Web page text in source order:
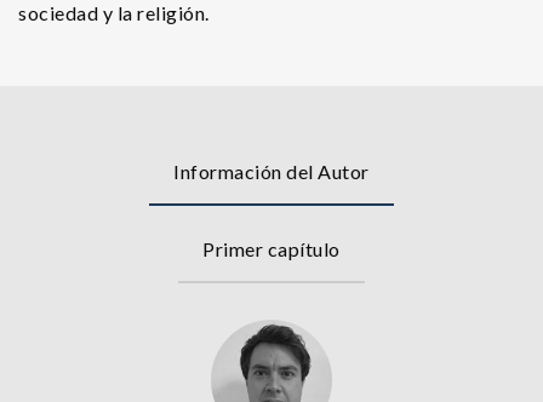
sociedad y la religión.
Información del Autor
Primer capítulo